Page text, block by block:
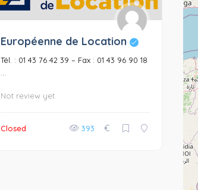
Européenne de Location
Tél. : 01 43 76 42 39 – Fax : 01 43 96 90 18
...
Not review yet
Closed 393 €